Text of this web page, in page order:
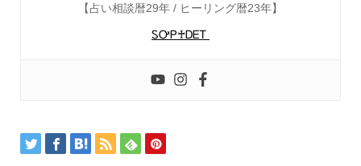
【占い相談暦29年 / ヒーリング暦23年】
ᏚᎤᏢ♰ᎠᎬᎢ